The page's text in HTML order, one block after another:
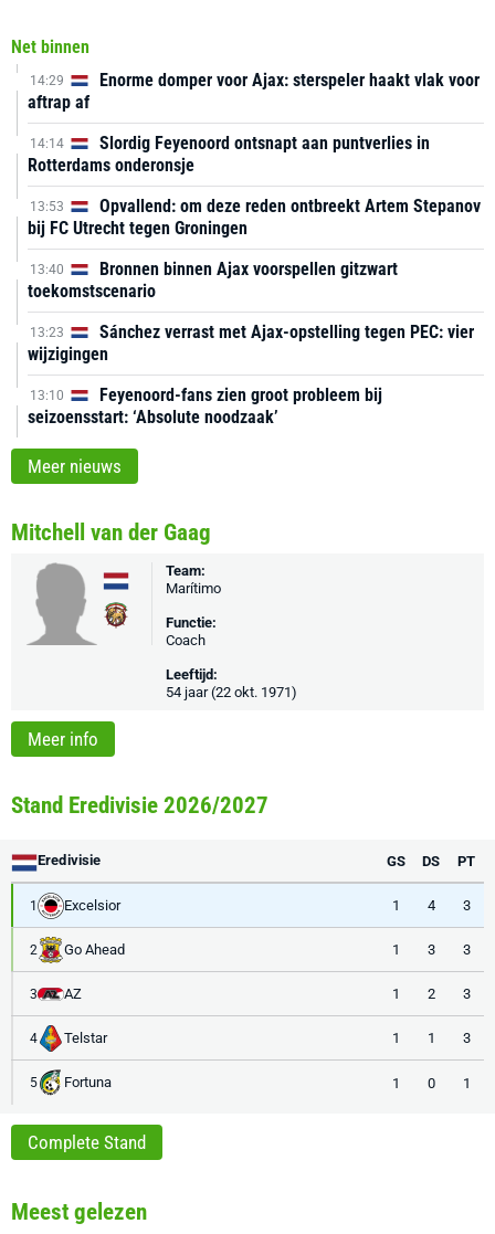
Net binnen
14:29
Enorme domper voor Ajax: sterspeler haakt vlak voor
aftrap af
14:14
Slordig Feyenoord ontsnapt aan puntverlies in
Rotterdams onderonsje
13:53
Opvallend: om deze reden ontbreekt Artem Stepanov
bij FC Utrecht tegen Groningen
13:40
Bronnen binnen Ajax voorspellen gitzwart
toekomstscenario
13:23
Sánchez verrast met Ajax-opstelling tegen PEC: vier
wijzigingen
13:10
Feyenoord-fans zien groot probleem bij
seizoensstart: ‘Absolute noodzaak’
Meer nieuws
Mitchell van der Gaag
Team:
Marítimo
Functie:
Coach
Leeftijd:
54 jaar (22 okt. 1971)
Meer info
Stand Eredivisie 2026/2027
Eredivisie GS DS PT
1 Excelsior 1 4 3
2 Go Ahead 1 3 3
3 AZ 1 2 3
4 Telstar 1 1 3
5 Fortuna 1 0 1
Complete Stand
Meest gelezen